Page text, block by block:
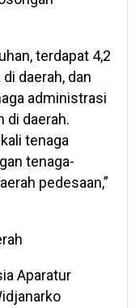
terdapat 4,2
daerah, dan
administrasi
di daerah.
tenaga
tenaga-
pedesaan,”
Aparatur